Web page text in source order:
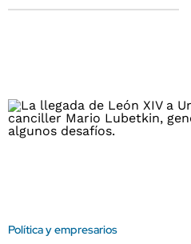
Política y empresarios